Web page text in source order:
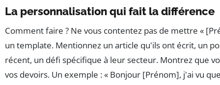
La personnalisation qui fait la différence
Comment faire ? Ne vous contentez pas de mettre «
un template. Mentionnez un article qu'ils ont écrit, un
récent, un défi spécifique à leur secteur. Montrez que
vos devoirs. Un exemple : « Bonjour [Prénom], j'ai vu